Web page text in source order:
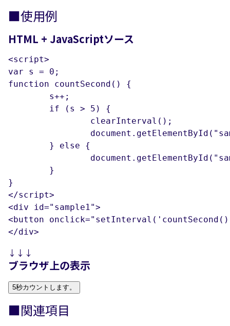
■使用例
HTML + JavaScriptソース
<script>
var s = 0;
function countSecond() {
}
</script>
<div id="sample1">
<button
</div>
↓↓↓
ブラウザ上の表示
5秒カウントします。
■関連項目